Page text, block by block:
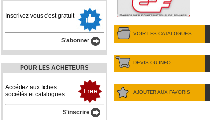
Inscrivez vous c'est gratuit
S'abonner
POUR LES ACHETEURS
Accédez aux fiches
sociétés et catalogues
S'inscrire
VOIR LES CATALOGUES
DEVIS OU INFO
AJOUTER AUX FAVORIS